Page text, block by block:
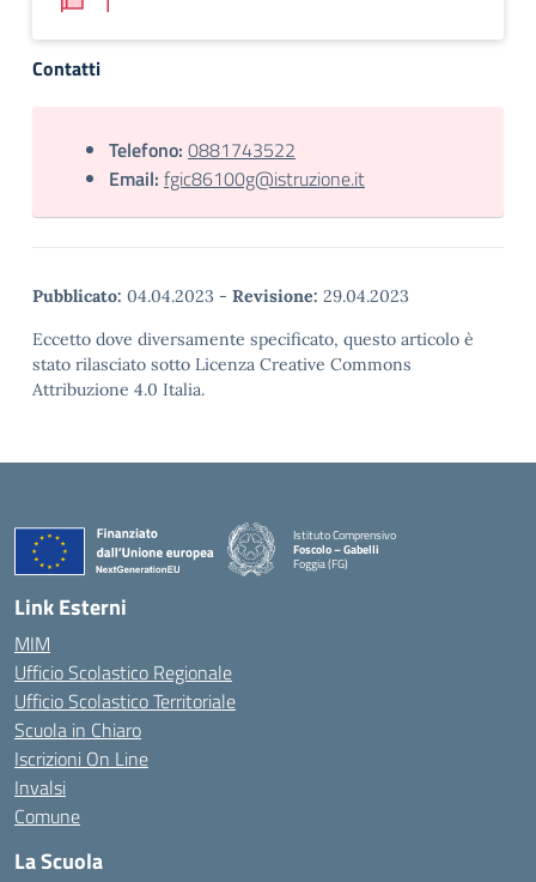
Contatti
Telefono: 0881743522
Email: fgic86100g@istruzione.it
Pubblicato: 04.04.2023 - Revisione: 29.04.2023
Eccetto dove diversamente specificato, questo articolo è
stato rilasciato sotto Licenza Creative Commons
Attribuzione 4.0 Italia.
Istituto Comprensivo
Foscolo – Gabelli
Foggia (FG)
— Visita la pagina iniziale della scuola
Link Esterni
MIM
Ufficio Scolastico Regionale
Ufficio Scolastico Territoriale
Scuola in Chiaro
Iscrizioni On Line
Invalsi
Comune
La Scuola